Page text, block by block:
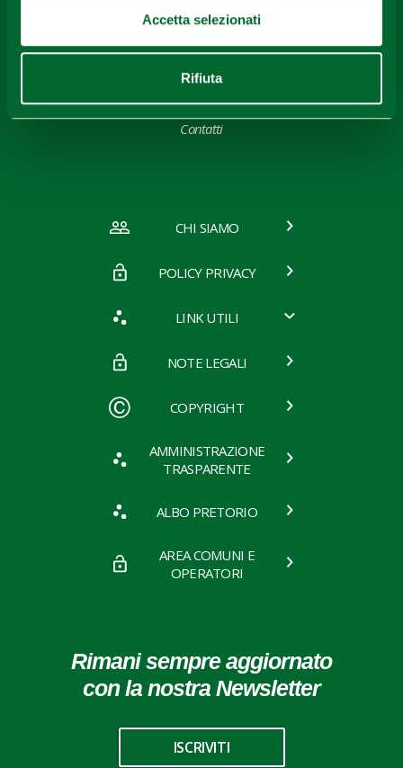
Accetta selezionati
Rifiuta
Galleria Fotografica
Contatti
CHI SIAMO
POLICY PRIVACY
LINK UTILI
NOTE LEGALI
COPYRIGHT
AMMINISTRAZIONE
TRASPARENTE
ALBO PRETORIO
AREA COMUNI E
OPERATORI
Rimani sempre aggiornato
con la nostra Newsletter
ISCRIVITI